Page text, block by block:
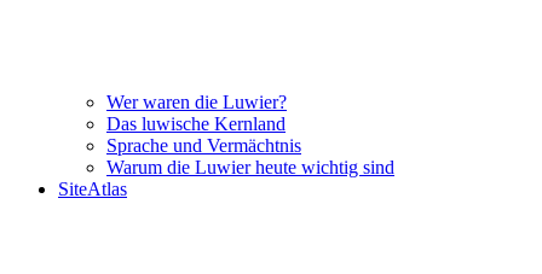
Wer waren die Luwier?
Das luwische Kernland
Sprache und Vermächtnis
Warum die Luwier heute wichtig sind
SiteAtlas